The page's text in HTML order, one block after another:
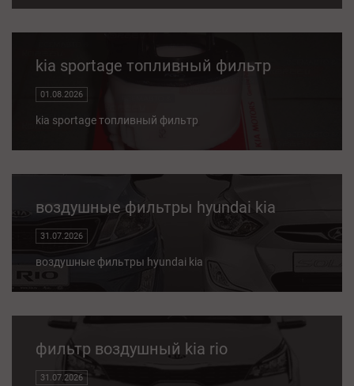
kia sportage топливный фильтр
01.08.2026
kia sportage топливный фильтр
воздушные фильтры hyundai kia
31.07.2026
воздушные фильтры hyundai kia
фильтр воздушный kia rio
31.07.2026